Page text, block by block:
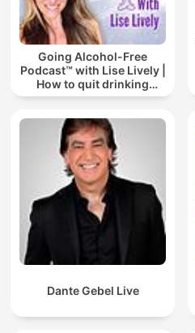
Going Alcohol-Free
Podcast™ with Lise Lively |
How to quit drinking
alcohol
Dante Gebel Live